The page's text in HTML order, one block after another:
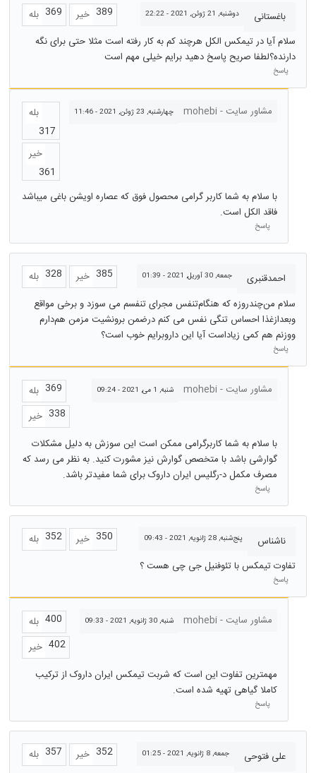
باغستانی دوشنبه, 21 ژوئن, 2021 - 22:22 بله 369 خیر 389
سلام آیا در تیمکس الکل هرچند کم به کار رفته است مثلا حتی برای نگه
دارنده؟لطفا صریح پاسخ دهید برایم خیلی مهم است
پاسخ
مشاور سایت - mohebi چهارشنبه, 23 ژوئن, 2021 - 11:46
بله
317
خیر
361
با سلام به شما کاربر گرامی محصول فوق که عصاره اویشن باغی میباشد
فاقد الکل است.
پاسخ
احمدقنبری جمعه, 30 آوریل, 2021 - 01:39 بله 328 خیر 385
سلام من‌چندروزه که هنگام‌تنفس مجرای تنفسم می سوزد‌ و برخی مواقع
وبعدازغذا احساس تنگی نفس می کنم درضمن برونشیت مزمن هم‌دارم
ووزنم هم کمی زیاداست آیا این داروبرایم خوب است؟
پاسخ
مشاور سایت - mohebi شنبه, 1 می, 2021 - 09:24 بله 369
خیر 338
با سلام به شما کاربرگرامی ممکن است این سوزش به دلیل مشکلات
گوارشی باشد با متخصص گوارش نیز مشورت کنید. به نظر می رسد که
مصرف مکمل د-رگلیس ایران داروک برای شما مفیدتر باشد.
پاسخ
ناشناس پنج‌شنبه, 28 ژانویه, 2021 - 09:43 بله 352 خیر 350
تفاوت تیمکس با تئوفنیل جی چی هست ؟
پاسخ
مشاور سایت - mohebi شنبه, 30 ژانویه, 2021 - 09:33 بله 400
خیر 402
مهمترین تفاوت این است که شربت تیمکس ایران داروک از ترکیب
کاملا گیاهی تهیه شده است.
پاسخ
علی فتوحی جمعه, 8 ژانویه, 2021 - 01:25 بله 357 خیر 352